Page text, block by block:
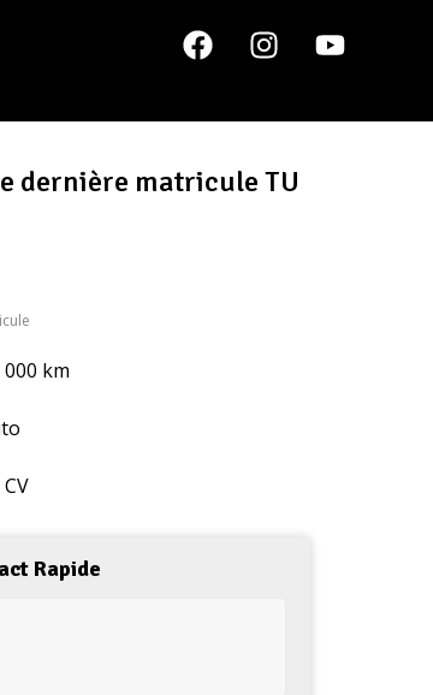
dernière matricule TU
000 km
CV
Rapide